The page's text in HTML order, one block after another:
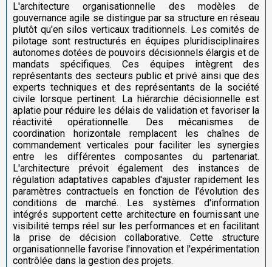
L'architecture organisationnelle des modèles de
gouvernance agile se distingue par sa structure en réseau
plutôt qu'en silos verticaux traditionnels. Les comités de
pilotage sont restructurés en équipes pluridisciplinaires
autonomes dotées de pouvoirs décisionnels élargis et de
mandats spécifiques. Ces équipes intègrent des
représentants des secteurs public et privé ainsi que des
experts techniques et des représentants de la société
civile lorsque pertinent. La hiérarchie décisionnelle est
aplatie pour réduire les délais de validation et favoriser la
réactivité opérationnelle. Des mécanismes de
coordination horizontale remplacent les chaînes de
commandement verticales pour faciliter les synergies
entre les différentes composantes du partenariat.
L'architecture prévoit également des instances de
régulation adaptatives capables d'ajuster rapidement les
paramètres contractuels en fonction de l'évolution des
conditions de marché. Les systèmes d'information
intégrés supportent cette architecture en fournissant une
visibilité temps réel sur les performances et en facilitant
la prise de décision collaborative. Cette structure
organisationnelle favorise l'innovation et l'expérimentation
contrôlée dans la gestion des projets.